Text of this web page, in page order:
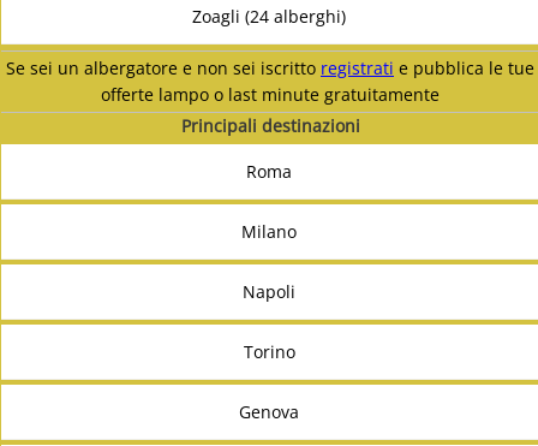
Zoagli (24 alberghi)
Se sei un albergatore e non sei iscritto registrati e pubblica le tue
offerte lampo o last minute gratuitamente
Principali destinazioni
Roma
Milano
Napoli
Torino
Genova